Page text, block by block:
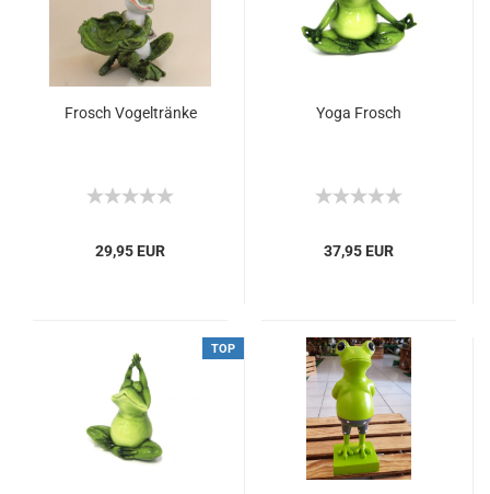
Frosch Vogeltränke
29,95 EUR
Yoga Frosch
37,95 EUR
TOP